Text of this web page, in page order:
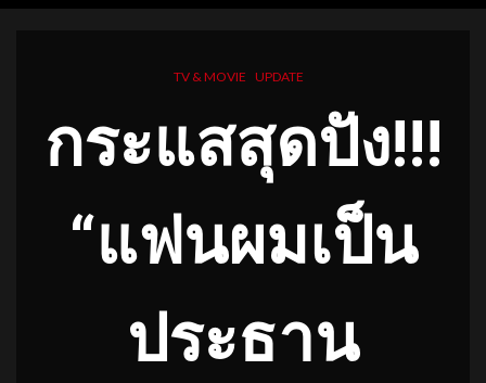
TV & MOVIE UPDATE
กระแสสุดปัง!!!
“แฟนผมเป็น
ประธาน